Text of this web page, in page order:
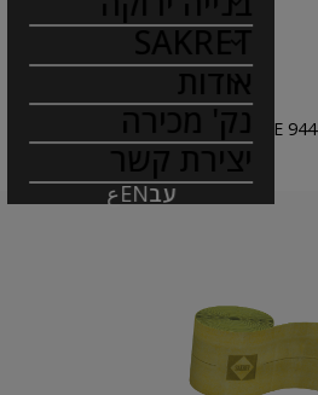
SAKRET
אודות
נק' מכירה
יצירת קשר
עבENع
SAKRET SE 944